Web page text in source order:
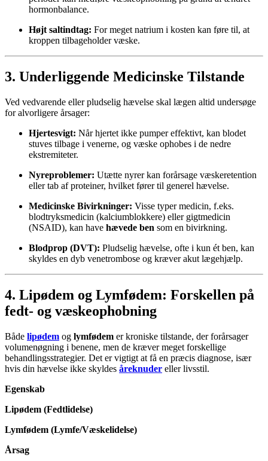
hormonbalance.
Højt saltindtag: For meget natrium i kosten kan føre til, at
kroppen tilbageholder væske.
3. Underliggende Medicinske Tilstande
Ved vedvarende eller pludselig hævelse skal lægen altid undersøge
for alvorligere årsager:
Hjertesvigt: Når hjertet ikke pumper effektivt, kan blodet
stuves tilbage i venerne, og væske ophobes i de nedre
ekstremiteter.
Nyreproblemer: Utætte nyrer kan forårsage væskeretention
eller tab af proteiner, hvilket fører til generel hævelse.
Medicinske Bivirkninger: Visse typer medicin, f.eks.
blodtryksmedicin (kalciumblokkere) eller gigtmedicin
(NSAID), kan have hævede ben som en bivirkning.
Blodprop (DVT): Pludselig hævelse, ofte i kun ét ben, kan
skyldes en dyb venetrombose og kræver akut lægehjælp.
4. Lipødem og Lymfødem: Forskellen på
fedt- og væskeophobning
Både lipødem og lymfødem er kroniske tilstande, der forårsager
volumenøgning i benene, men de kræver meget forskellige
behandlingsstrategier. Det er vigtigt at få en præcis diagnose, især
hvis din hævelse ikke skyldes åreknuder eller livsstil.
Egenskab
Lipødem (Fedtlidelse)
Lymfødem (Lymfe/Væskelidelse)
Årsag